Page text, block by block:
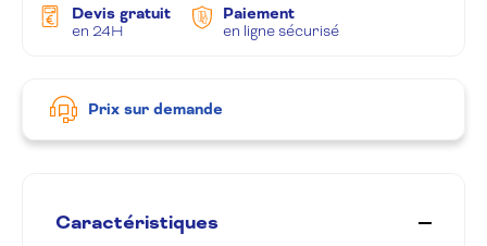
Devis gratuit
en 24H
Paiement
en ligne sécurisé
Prix sur demande
Caractéristiques